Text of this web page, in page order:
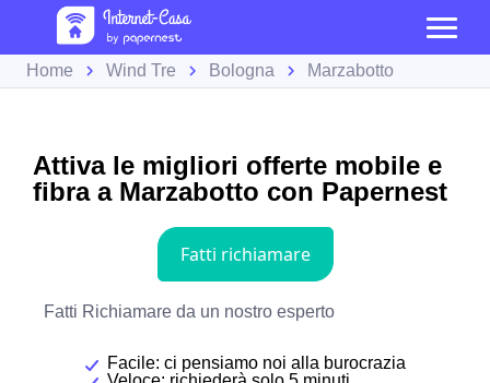
Home Wind Tre Bologna Marzabotto